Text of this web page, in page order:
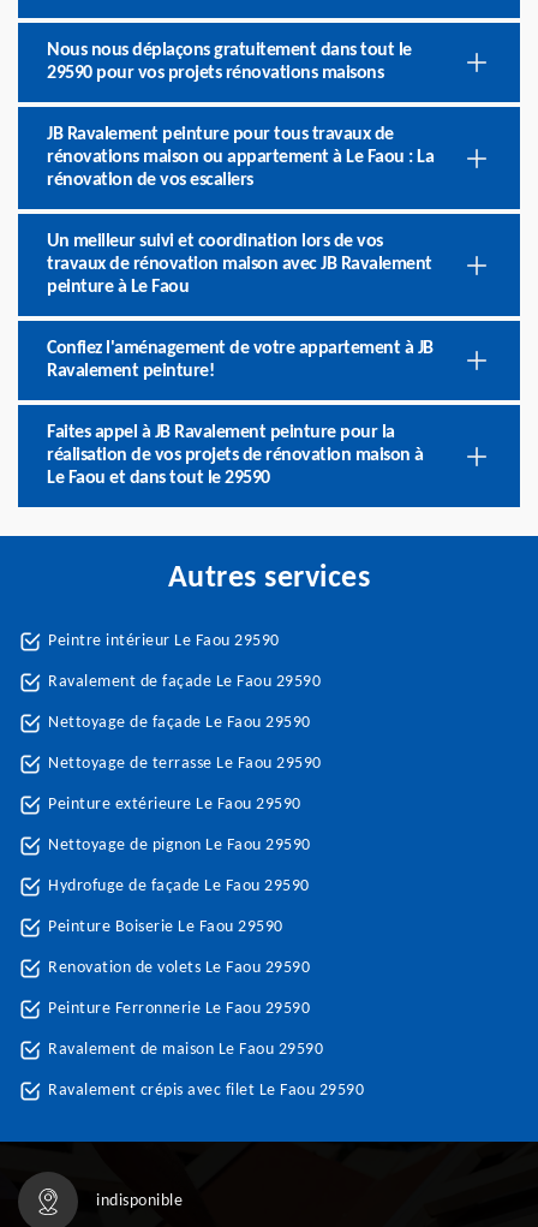
Nous nous déplaçons gratuitement dans tout le
29590 pour vos projets rénovations maisons
JB Ravalement peinture pour tous travaux de
rénovations maison ou appartement à Le Faou : La
rénovation de vos escaliers
Un meilleur suivi et coordination lors de vos
travaux de rénovation maison avec JB Ravalement
peinture à Le Faou
Confiez l'aménagement de votre appartement à JB
Ravalement peinture!
Faites appel à JB Ravalement peinture pour la
réalisation de vos projets de rénovation maison à
Le Faou et dans tout le 29590
Autres services
Peintre intérieur Le Faou 29590
Ravalement de façade Le Faou 29590
Nettoyage de façade Le Faou 29590
Nettoyage de terrasse Le Faou 29590
Peinture extérieure Le Faou 29590
Nettoyage de pignon Le Faou 29590
Hydrofuge de façade Le Faou 29590
Peinture Boiserie Le Faou 29590
Renovation de volets Le Faou 29590
Peinture Ferronnerie Le Faou 29590
Ravalement de maison Le Faou 29590
Ravalement crépis avec filet Le Faou 29590
indisponible